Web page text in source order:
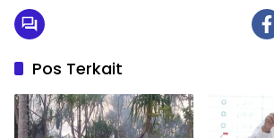
Pos Terkait